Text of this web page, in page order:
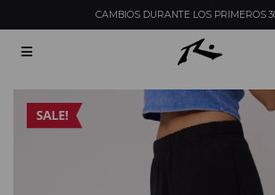
CAMBIOS DURANTE LOS PRIMEROS
